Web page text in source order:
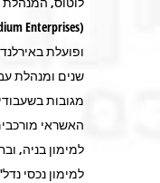
שנים ומנהלת
האשראי
למימון בניה,
למימון נכסי